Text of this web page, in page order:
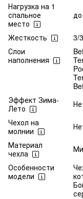
Нагрузка на 1
спальное
место
Жесткость
3/3
Слои
наполнения
Эффект Зима-
Лето
Чехол на
молнии
Материал
чехла
Особенности
модели